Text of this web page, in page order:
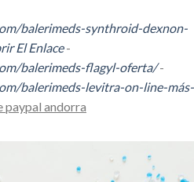
balerimeds-synthroid-dexnon-
El Enlace-
balerimeds-flagyl-oferta/-
balerimeds-levitra-on-line-más-
paypal andorra